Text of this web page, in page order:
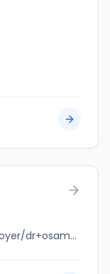
jobbank.gc.ca/browsejobs/employer/dr+osamah+alenezi/ca